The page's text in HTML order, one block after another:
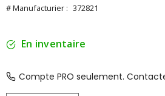
# Manufacturier : 372821
En inventaire
Compte PRO seulement.